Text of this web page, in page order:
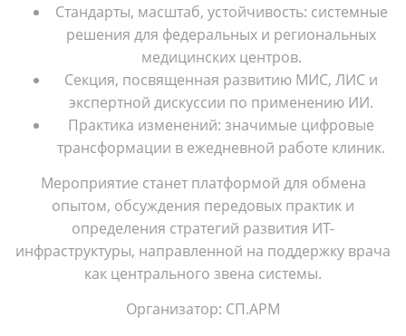
Стандарты, масштаб, устойчивость: системные
решения для федеральных и региональных
медицинских центров.
Секция, посвященная развитию МИС, ЛИС и
экспертной дискуссии по применению ИИ.
Практика изменений: значимые цифровые
трансформации в ежедневной работе клиник.
Мероприятие станет платформой для обмена
опытом, обсуждения передовых практик и
определения стратегий развития ИТ-
инфраструктуры, направленной на поддержку врача
как центрального звена системы.
Организатор: СП.АРМ